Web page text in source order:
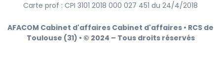
Carte prof : CPI 3101 2018 000 027 451 du 24/4/2018
AFACOM Cabinet d'affaires Cabinet d'affaires • RCS de
Toulouse (31) • © 2024 – Tous droits réservés